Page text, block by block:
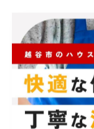
< 前のページ